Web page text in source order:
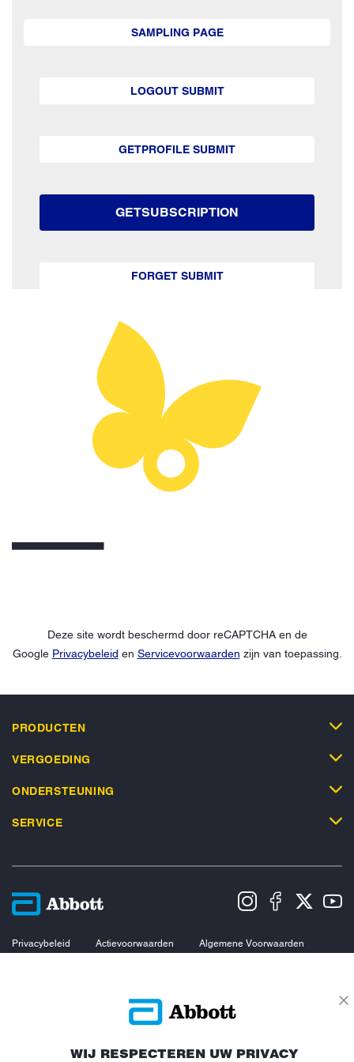
SAMPLING PAGE
LOGOUT SUBMIT
GETPROFILE SUBMIT
GETSUBSCRIPTION
FORGET SUBMIT
Deze site wordt beschermd door reCAPTCHA en de
Google Privacybeleid en Servicevoorwaarden zijn van toepassing.
PRODUCTEN
VERGOEDING
ONDERSTEUNING
SERVICE
Privacybeleid Actievoorwaarden
Algemene Voorwaarden
Verklaring inzake Dataverordening
Cookie Voorkeursinstellingen
© 2026 Abbott. Alle rechten voorbehouden. Libre, het vlinder logo, de vorm
WIJ RESPECTEREN UW PRIVACY